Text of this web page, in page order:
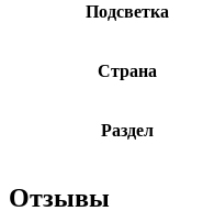
Подсветка
Страна
Раздел
Отзывы